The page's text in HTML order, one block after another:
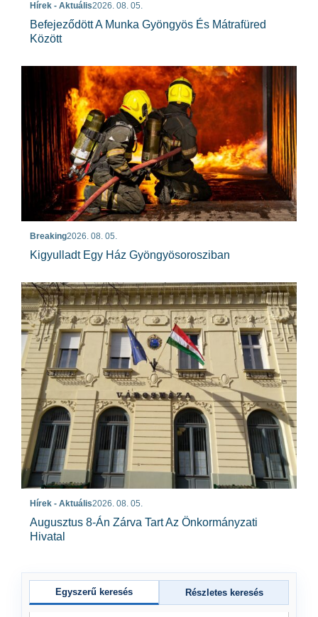
Hírek - Aktuális2026. 08. 05.
Befejeződött A Munka Gyöngyös És Mátrafüred
Között
Breaking2026. 08. 05.
Kigyulladt Egy Ház Gyöngyösorosziban
Hírek - Aktuális2026. 08. 05.
Augusztus 8-Án Zárva Tart Az Önkormányzati
Hivatal
Egyszerű keresés Részletes keresés